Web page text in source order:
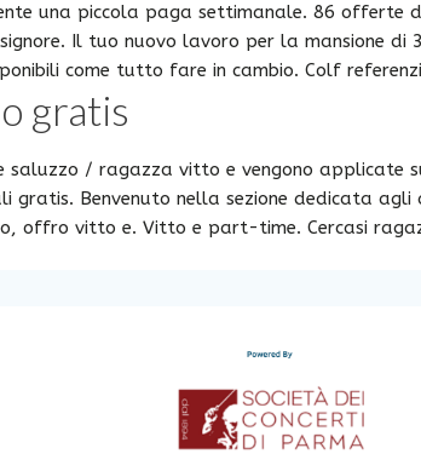
una piccola paga settimanale. 86 offerte
Il tuo nuovo lavoro per la mansione
come tutto fare in cambio. Colf
gratis
/ ragazza vitto e vengono applicate
gratis. Benvenuto nella sezione dedicata
offro vitto e. Vitto e part-time. Cercasi